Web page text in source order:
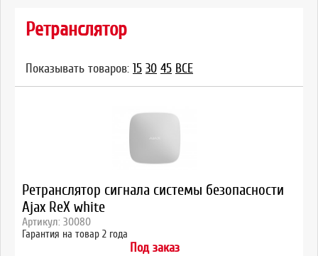
Ретранслятор
Показывать товаров: 15 30 45 ВСЕ
Ретранслятор сигнала системы безопасности
Ajax ReX white
Артикул: 30080
Гарантия на товар 2 года
Под заказ